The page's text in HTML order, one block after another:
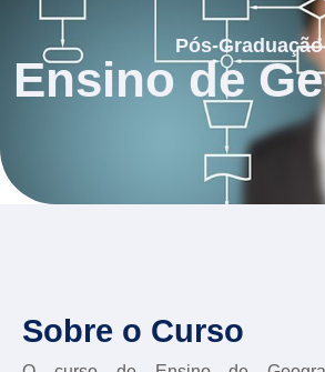
Pós-Graduação
Ensino de
Sobre o Curso